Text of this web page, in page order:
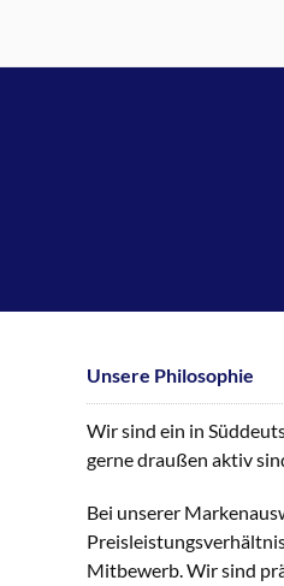
Unsere Philosophie
Wir sind ein in
gerne draußen aktiv
Bei unserer
Mitbewerb. Wir sind